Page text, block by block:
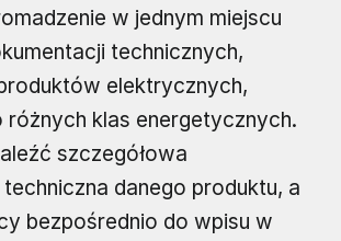
w jednym miejscu
technicznych,
elektrycznych,
różnych klas energetycznych.
szczegółowa
danego produktu, a
bezpośrednio do wpisu w